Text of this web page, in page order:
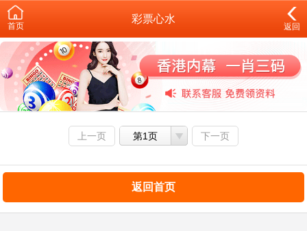
首页
彩票心水
返回
上一页 第1页 下一页
返回首页